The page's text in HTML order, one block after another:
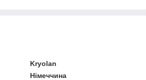
Kryolan
Німеччина